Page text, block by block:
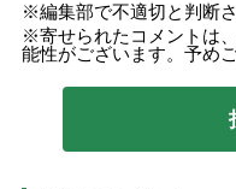
編集部で不適切と判断
寄せられたコメントは
能性がございます。予め